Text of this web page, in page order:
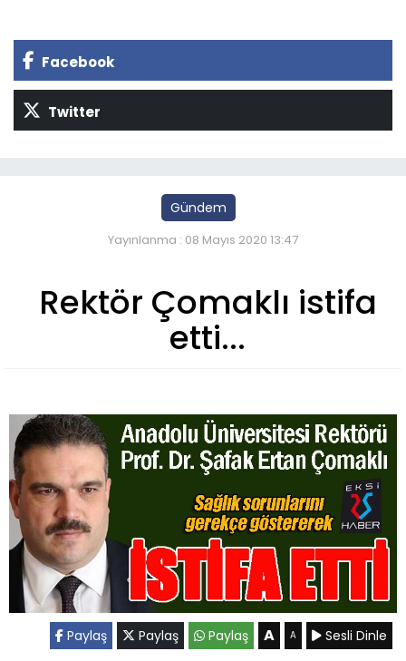
Facebook
Twitter
Gündem
Yayınlanma : 08 Mayıs 2020 13:47
Rektör Çomaklı istifa
etti...
Paylaş Paylaş Paylaş A A
Sesli Dinle